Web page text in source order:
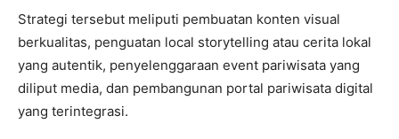
Strategi tersebut meliputi pembuatan konten visual
berkualitas, penguatan local storytelling atau cerita lokal
yang autentik, penyelenggaraan event pariwisata yang
diliput media, dan pembangunan portal pariwisata digital
yang terintegrasi.